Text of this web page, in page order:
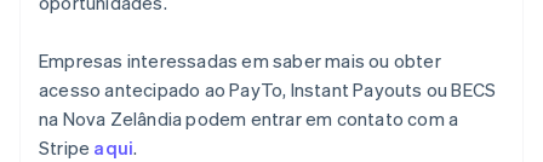
Empresas interessadas em saber mais ou obter
acesso antecipado ao PayTo, Instant Payouts ou BECS
na Nova Zelândia podem entrar em contato com a
Stripe aqui.
English简体中文
English
República Tcheca
English
Romênia
English